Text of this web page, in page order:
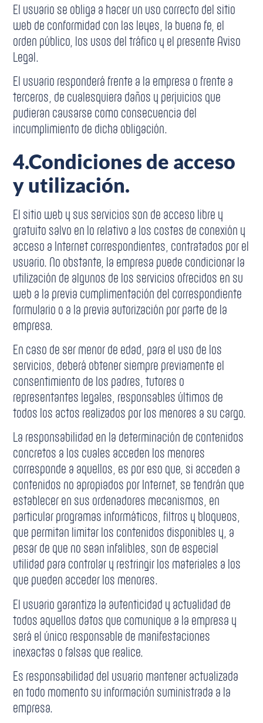
El usuario se obliga a hacer un uso correcto del sitio
web de conformidad con las leyes, la buena fe, el
orden público, los usos del tráfico y el presente Aviso
Legal.
El usuario responderá frente a la empresa o frente a
terceros, de cualesquiera daños y perjuicios que
pudieran causarse como consecuencia del
incumplimiento de dicha obligación.
4.Condiciones de acceso
y utilización.
El sitio web y sus servicios son de acceso libre y
gratuito salvo en lo relativo a los costes de conexión y
acceso a Internet correspondientes, contratados por el
usuario. No obstante, la empresa puede condicionar la
utilización de algunos de los servicios ofrecidos en su
web a la previa cumplimentación del correspondiente
formulario o a la previa autorización por parte de la
empresa.
En caso de ser menor de edad, para el uso de los
servicios, deberá obtener siempre previamente el
consentimiento de los padres, tutores o
representantes legales, responsables últimos de
todos los actos realizados por los menores a su cargo.
La responsabilidad en la determinación de contenidos
concretos a los cuales acceden los menores
corresponde a aquellos, es por eso que, si acceden a
contenidos no apropiados por Internet, se tendrán que
establecer en sus ordenadores mecanismos, en
particular programas informáticos, filtros y bloqueos,
que permitan limitar los contenidos disponibles y, a
pesar de que no sean infalibles, son de especial
utilidad para controlar y restringir los materiales a los
que pueden acceder los menores.
El usuario garantiza la autenticidad y actualidad de
todos aquellos datos que comunique a la empresa y
será el único responsable de manifestaciones
inexactas o falsas que realice.
Es responsabilidad del usuario mantener actualizada
en todo momento su información suministrada a la
empresa.